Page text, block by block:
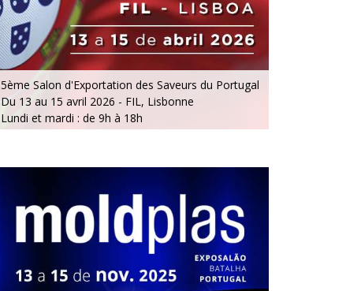
5ème Salon d'Exportation des Saveurs du Portugal
Du 13 au 15 avril 2026 - FIL, Lisbonne
Lundi et mardi : de 9h à 18h